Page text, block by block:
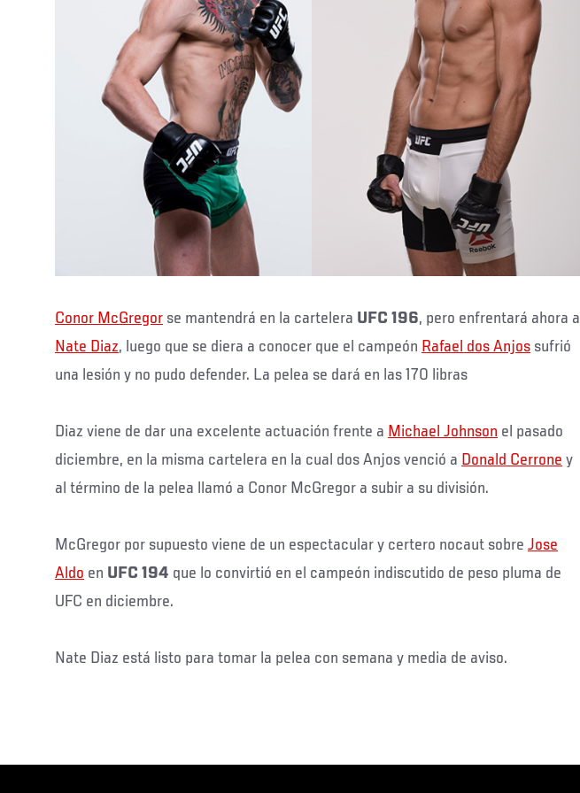
Conor McGregor se mantendrá en la cartelera UFC 196, pero enfrentará ahora a
Nate Diaz, luego que se diera a conocer que el campeón Rafael dos Anjos sufrió
una lesión y no pudo defender. La pelea se dará en las 170 libras
Diaz viene de dar una excelente actuación frente a Michael Johnson el pasado
diciembre, en la misma cartelera en la cual dos Anjos venció a Donald Cerrone y
al término de la pelea llamó a Conor McGregor a subir a su división.
McGregor por supuesto viene de un espectacular y certero nocaut sobre Jose
Aldo en UFC 194 que lo convirtió en el campeón indiscutido de peso pluma de
UFC en diciembre.
Nate Diaz está listo para tomar la pelea con semana y media de aviso.